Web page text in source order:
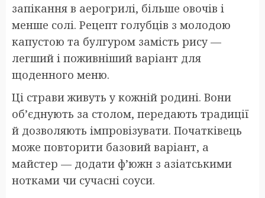
запікання в аерогрилі, більше овочів і
менше солі. Рецепт голубців з молодою
капустою та булгуром замість рису —
легший і поживніший варіант для
щоденного меню.
Ці страви живуть у кожній родині. Вони
об’єднують за столом, передають традиції
й дозволяють імпровізувати. Початківець
може повторити базовий варіант, а
майстер — додати ф’южн з азіатськими
нотками чи сучасні соуси.